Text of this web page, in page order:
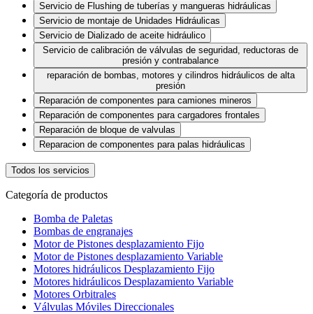
Servicio de Flushing de tuberías y mangueras hidráulicas
Servicio de montaje de Unidades Hidráulicas
Servicio de Dializado de aceite hidráulico
Servicio de calibración de válvulas de seguridad, reductoras de
presión y contrabalance
reparación de bombas, motores y cilindros hidráulicos de alta
presión
Reparación de componentes para camiones mineros
Reparación de componentes para cargadores frontales
Reparación de bloque de valvulas
Reparacion de componentes para palas hidráulicas
Todos los servicios
Categoría de productos
Bomba de Paletas
Bombas de engranajes
Motor de Pistones desplazamiento Fijo
Motor de Pistones desplazamiento Variable
Motores hidráulicos Desplazamiento Fijo
Motores hidráulicos Desplazamiento Variable
Motores Orbitrales
Válvulas Móviles Direccionales